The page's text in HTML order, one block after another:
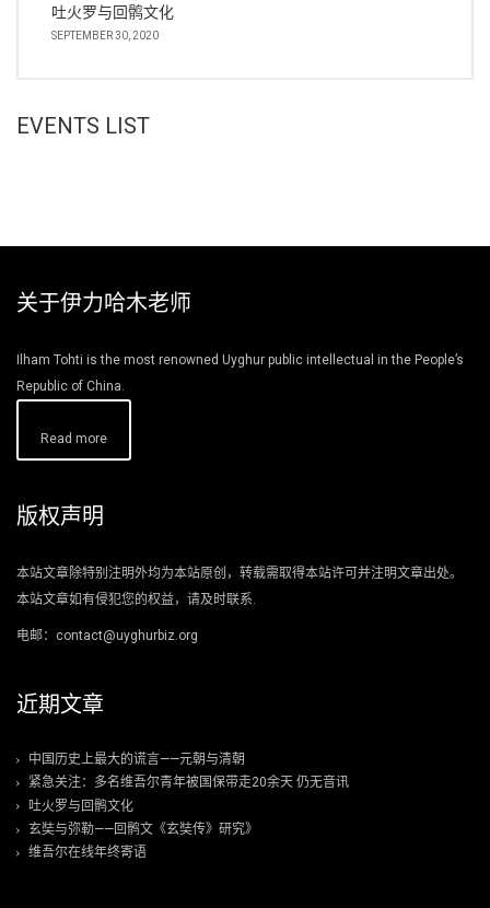
吐火罗与回鹘文化
SEPTEMBER 30, 2020
EVENTS LIST
关于伊力哈木老师
Ilham Tohti is the most renowned Uyghur public intellectual in the People’s
Republic of China.
Read more
版权声明
本站文章除特别注明外均为本站原创，转载需取得本站许可并注明文章出处。
本站文章如有侵犯您的权益，请及时联系.
电邮：contact@uyghurbiz.org
近期文章
中国历史上最大的谎言——元朝与清朝
紧急关注：多名维吾尔青年被国保带走20余天 仍无音讯
吐火罗与回鹘文化
玄奘与弥勒——回鹘文《玄奘传》研究》
维吾尔在线年终寄语